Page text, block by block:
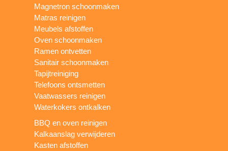
Magnetron schoonmaken
Matras reinigen
Meubels afstoffen
Oven schoonmaken
Ramen ontvetten
Sanitair schoonmaken
Tapijtreiniging
Telefoons ontsmetten
Vaatwassers reinigen
Waterkokers ontkalken
BBQ en oven reinigen
Kalkaanslag verwijderen
Kasten afstoffen